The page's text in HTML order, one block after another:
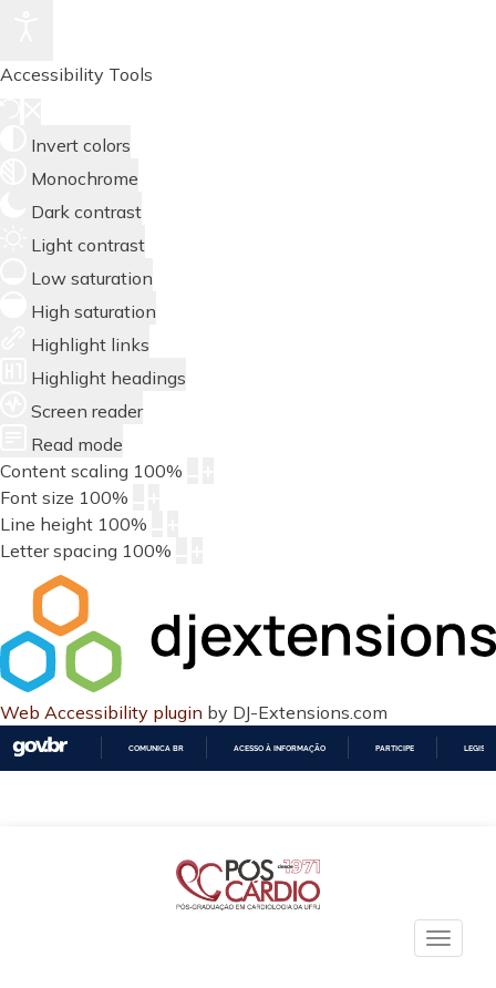
Accessibility Tools
Invert colors
Monochrome
Dark contrast
Light contrast
Low saturation
High saturation
Highlight links
Highlight headings
Screen reader
Read mode
Content scaling 100%
Font size 100%
Line height 100%
Letter spacing 100%
Web Accessibility plugin by DJ-Extensions.com
COMUNICA BR ACESSO À INFORMAÇÃO PARTICIPE
Toggle